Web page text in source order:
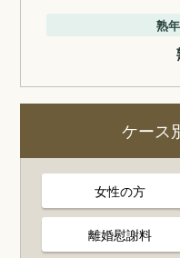
熟
ケース
女性の方
離婚慰謝料